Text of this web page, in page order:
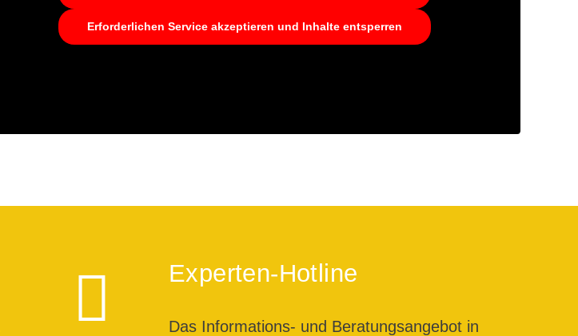
Erforderlichen Service akzeptieren und Inhalte entsperren
Experten-Hotline
Das Informations- und Beratungsangebot in